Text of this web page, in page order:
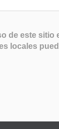
de este sitio
locales